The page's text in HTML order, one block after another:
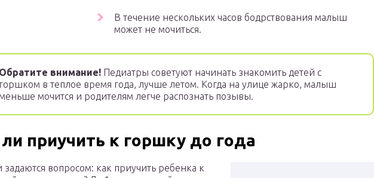
В течение нескольких часов бодрствования малыш
может не мочиться.
Обратите внимание! Педиатры советуют начинать знакомить детей с
горшком в теплое время года, лучше летом. Когда на улице жарко, малыш
меньше мочится и родителям легче распознать позывы.
приучить к горшку до года
вопросом: как приучить ребенка к